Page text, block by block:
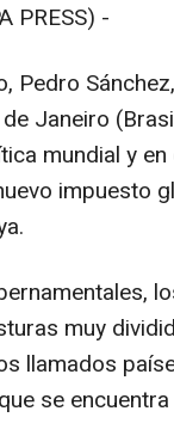
PRESS) -
Pedro
Janeiro
mundial y
impuesto
muy
llamados
se encuentra